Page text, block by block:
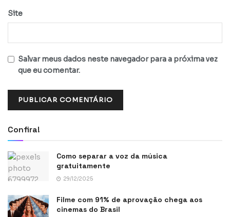
Site
Salvar meus dados neste navegador para a próxima vez
que eu comentar.
Confira!
Como separar a voz da música
gratuitamente
29/12/2025
Filme com 91% de aprovação chega aos
cinemas do Brasil